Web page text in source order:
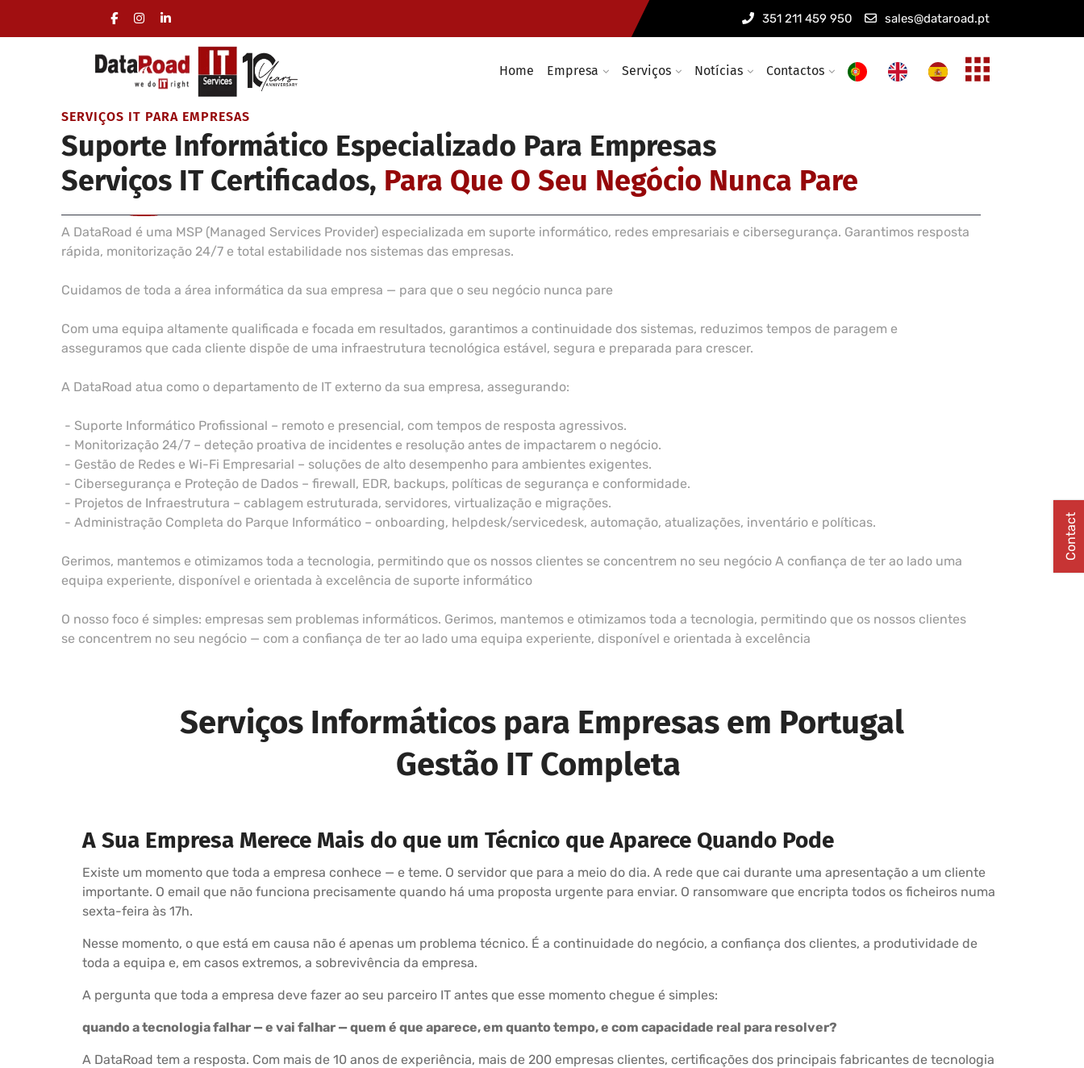
351 211 459 950 sales@dataroad.pt
Home Empresa Serviços Notícias Contactos
Gestão total da área informática das empresas
Instalação de cablagem e redes informáticas
Infraestruturas e soluções Wireless empresariais
SERVIÇOS IT PARA EMPRESAS
Suporte Informático Especializado Para Empresas
Serviços IT Certificados, Para Que O Seu Negócio Nunca Pare
A DataRoad é uma MSP (Managed Services Provider) especializada em suporte informático, redes empresariais e cibersegurança. Garantimos resposta
rápida, monitorização 24/7 e total estabilidade nos sistemas das empresas.
Cuidamos de toda a área informática da sua empresa — para que o seu negócio nunca pare
Com uma equipa altamente qualificada e focada em resultados, garantimos a continuidade dos sistemas, reduzimos tempos de paragem e
asseguramos que cada cliente dispõe de uma infraestrutura tecnológica estável, segura e preparada para crescer.
A DataRoad atua como o departamento de IT externo da sua empresa, assegurando:
- Suporte Informático Profissional – remoto e presencial, com tempos de resposta agressivos.
- Monitorização 24/7 – deteção proativa de incidentes e resolução antes de impactarem o negócio.
- Gestão de Redes e Wi-Fi Empresarial – soluções de alto desempenho para ambientes exigentes.
- Cibersegurança e Proteção de Dados – firewall, EDR, backups, políticas de segurança e conformidade.
- Projetos de Infraestrutura – cablagem estruturada, servidores, virtualização e migrações.
- Administração Completa do Parque Informático – onboarding, helpdesk/servicedesk, automação, atualizações, inventário e políticas.
Gerimos, mantemos e otimizamos toda a tecnologia, permitindo que os nossos clientes se concentrem no seu negócio A confiança de ter ao lado uma
equipa experiente, disponível e orientada à excelência de suporte informático
O nosso foco é simples: empresas sem problemas informáticos. Gerimos, mantemos e otimizamos toda a tecnologia, permitindo que os nossos clientes
se concentrem no seu negócio — com a confiança de ter ao lado uma equipa experiente, disponível e orientada à excelência
Serviços Informáticos para Empresas em Portugal
Gestão IT Completa
A Sua Empresa Merece Mais do que um Técnico que Aparece Quando Pode
Existe um momento que toda a empresa conhece — e teme. O servidor que para a meio do dia. A rede que cai durante uma apresentação a um cliente
importante. O email que não funciona precisamente quando há uma proposta urgente para enviar. O ransomware que encripta todos os ficheiros numa
sexta-feira às 17h.
Nesse momento, o que está em causa não é apenas um problema técnico. É a continuidade do negócio, a confiança dos clientes, a produtividade de
toda a equipa e, em casos extremos, a sobrevivência da empresa.
A pergunta que toda a empresa deve fazer ao seu parceiro IT antes que esse momento chegue é simples:
quando a tecnologia falhar — e vai falhar — quem é que aparece, em quanto tempo, e com capacidade real para resolver?
A DataRoad tem a resposta. Com mais de 10 anos de experiência, mais de 200 empresas clientes, certificações dos principais fabricantes de tecnologia
Contact